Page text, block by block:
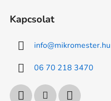
Kapcsolat
info@mikromester.hu
06 70 218 3470